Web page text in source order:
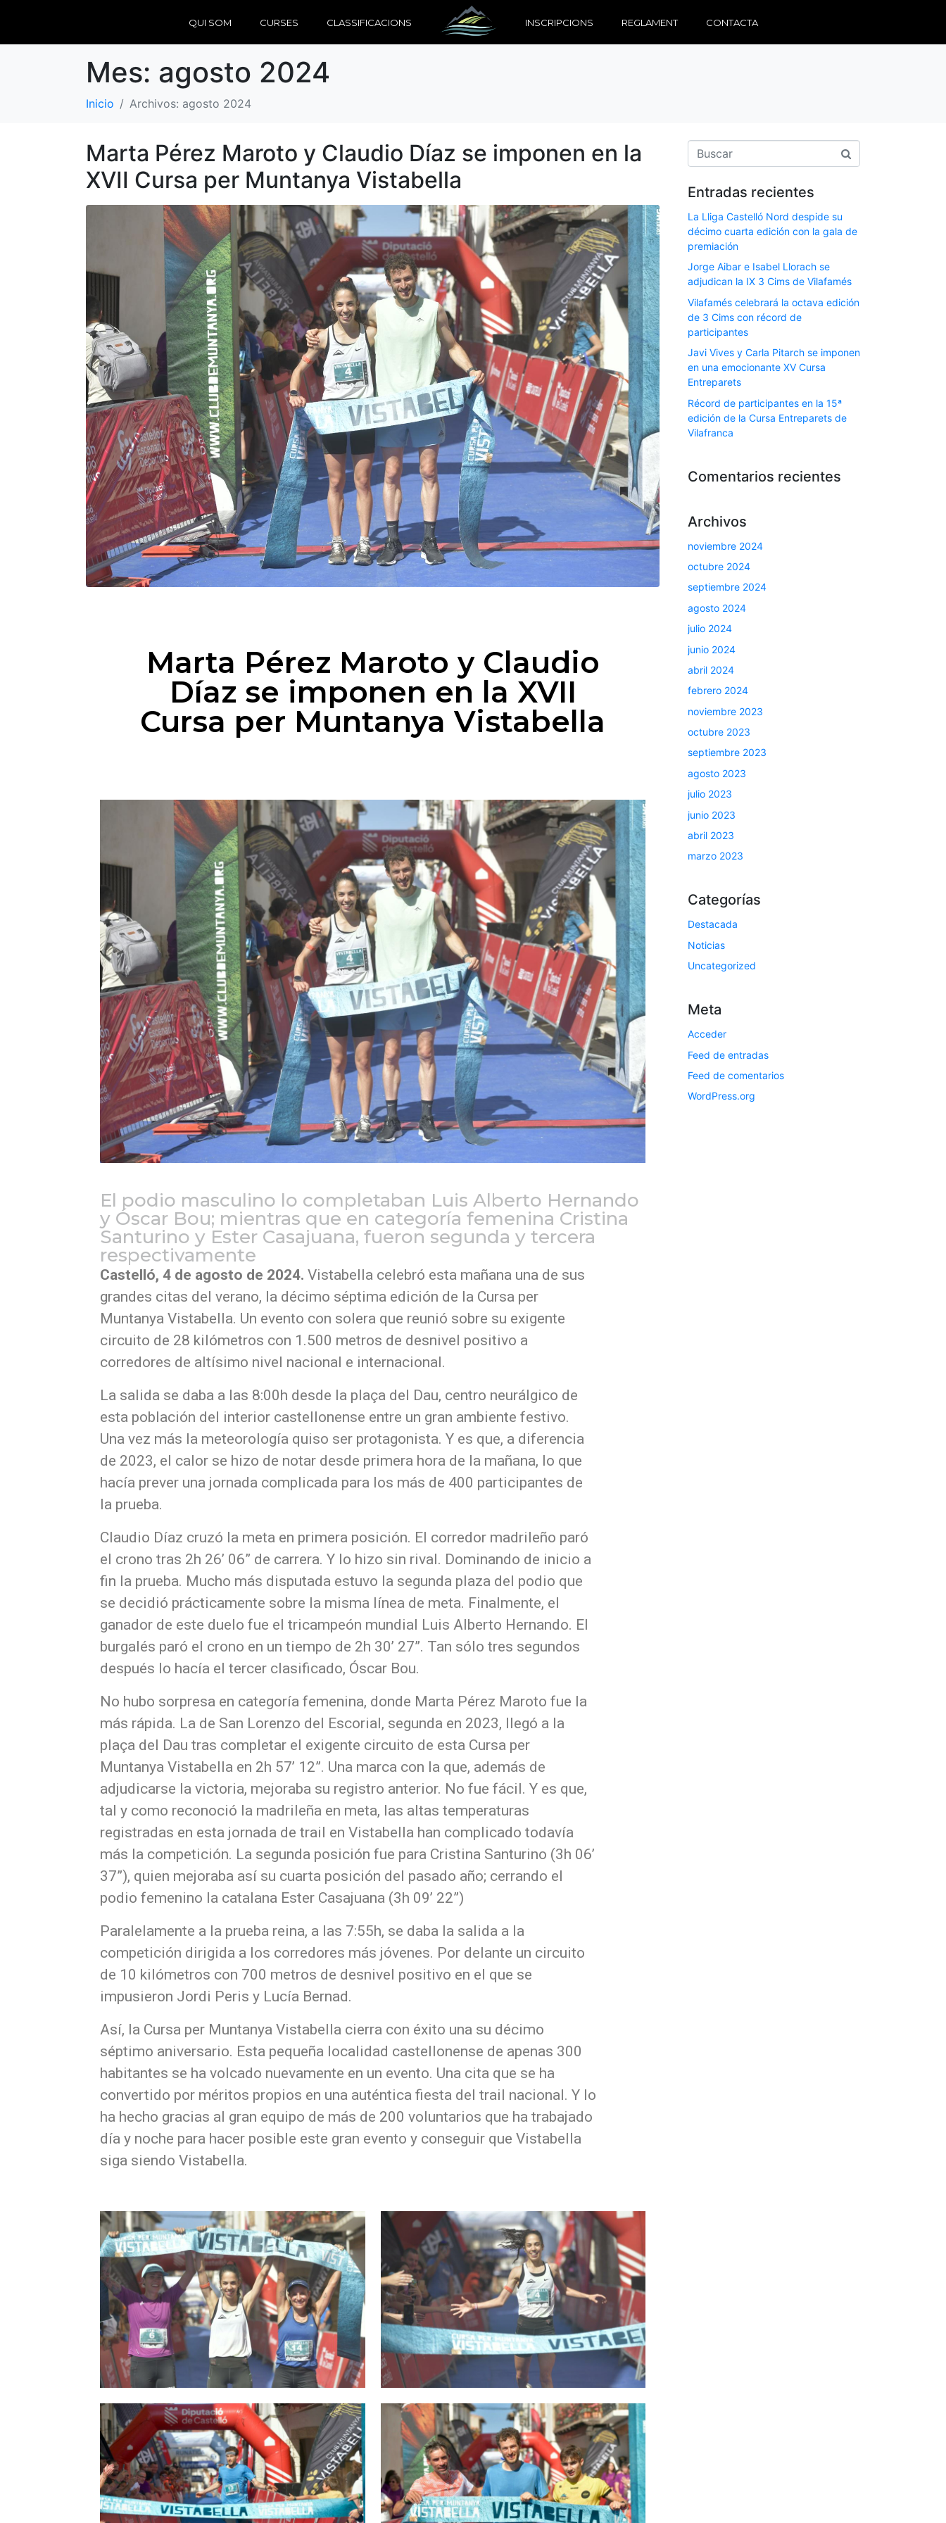
QUI SOM CURSES CLASSIFICACIONS INSCRIPCIONS REGLAMENT CONTACTA
Mes: agosto 2024
Inicio Archivos: agosto 2024
Marta Pérez Maroto y Claudio Díaz se imponen en la
XVII Cursa per Muntanya Vistabella
Marta Pérez Maroto y Claudio
Díaz se imponen en la XVII
Cursa per Muntanya Vistabella
El podio masculino lo completaban Luis Alberto Hernando
y Óscar Bou; mientras que en categoría femenina Cristina
Santurino y Ester Casajuana, fueron segunda y tercera
respectivamente
Castelló, 4 de agosto de 2024. Vistabella celebró esta mañana una de sus
grandes citas del verano, la décimo séptima edición de la Cursa per
Muntanya Vistabella. Un evento con solera que reunió sobre su exigente
circuito de 28 kilómetros con 1.500 metros de desnivel positivo a
corredores de altísimo nivel nacional e internacional.
La salida se daba a las 8:00h desde la plaça del Dau, centro neurálgico de
esta población del interior castellonense entre un gran ambiente festivo.
Una vez más la meteorología quiso ser protagonista. Y es que, a diferencia
de 2023, el calor se hizo de notar desde primera hora de la mañana, lo que
hacía prever una jornada complicada para los más de 400 participantes de
la prueba.
Claudio Díaz cruzó la meta en primera posición. El corredor madrileño paró
el crono tras 2h 26’ 06” de carrera. Y lo hizo sin rival. Dominando de inicio a
fin la prueba. Mucho más disputada estuvo la segunda plaza del podio que
se decidió prácticamente sobre la misma línea de meta. Finalmente, el
ganador de este duelo fue el tricampeón mundial Luis Alberto Hernando. El
burgalés paró el crono en un tiempo de 2h 30’ 27”. Tan sólo tres segundos
después lo hacía el tercer clasificado, Óscar Bou.
No hubo sorpresa en categoría femenina, donde Marta Pérez Maroto fue la
más rápida. La de San Lorenzo del Escorial, segunda en 2023, llegó a la
plaça del Dau tras completar el exigente circuito de esta Cursa per
Muntanya Vistabella en 2h 57’ 12”. Una marca con la que, además de
adjudicarse la victoria, mejoraba su registro anterior. No fue fácil. Y es que,
tal y como reconoció la madrileña en meta, las altas temperaturas
registradas en esta jornada de trail en Vistabella han complicado todavía
más la competición. La segunda posición fue para Cristina Santurino (3h 06’
37”), quien mejoraba así su cuarta posición del pasado año; cerrando el
podio femenino la catalana Ester Casajuana (3h 09’ 22”)
Paralelamente a la prueba reina, a las 7:55h, se daba la salida a la
competición dirigida a los corredores más jóvenes. Por delante un circuito
de 10 kilómetros con 700 metros de desnivel positivo en el que se
impusieron Jordi Peris y Lucía Bernad.
Así, la Cursa per Muntanya Vistabella cierra con éxito una su décimo
séptimo aniversario. Esta pequeña localidad castellonense de apenas 300
habitantes se ha volcado nuevamente en un evento. Una cita que se ha
convertido por méritos propios en una auténtica fiesta del trail nacional. Y lo
ha hecho gracias al gran equipo de más de 200 voluntarios que ha trabajado
día y noche para hacer posible este gran evento y conseguir que Vistabella
siga siendo Vistabella.
Entradas recientes
La Lliga Castelló Nord despide su
décimo cuarta edición con la gala de
premiación
Jorge Aibar e Isabel Llorach se
adjudican la IX 3 Cims de Vilafamés
Vilafamés celebrará la octava edición
de 3 Cims con récord de
participantes
Javi Vives y Carla Pitarch se imponen
en una emocionante XV Cursa
Entreparets
Récord de participantes en la 15ª
edición de la Cursa Entreparets de
Vilafranca
Comentarios recientes
Archivos
noviembre 2024
octubre 2024
septiembre 2024
agosto 2024
julio 2024
junio 2024
abril 2024
febrero 2024
noviembre 2023
octubre 2023
septiembre 2023
agosto 2023
julio 2023
junio 2023
abril 2023
marzo 2023
Categorías
Destacada
Noticias
Uncategorized
Meta
Acceder
Feed de entradas
Feed de comentarios
WordPress.org